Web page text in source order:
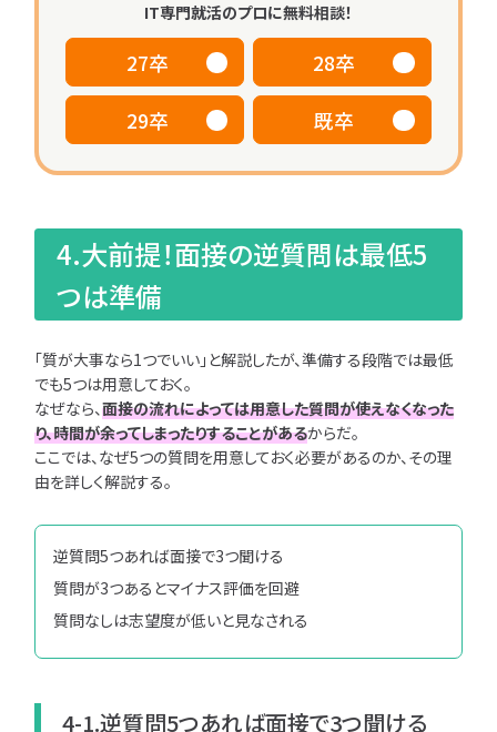
IT専門就活のプロに無料相談！
27卒 28卒
29卒 既卒
4.大前提！面接の逆質問は最低5
つは準備
「質が大事なら1つでいい」と解説したが、準備する段階では最低
でも5つは用意しておく。
なぜなら、面接の流れによっては用意した質問が使えなくなった
り、時間が余ってしまったりすることがあるからだ。
ここでは、なぜ5つの質問を用意しておく必要があるのか、その理
由を詳しく解説する。
逆質問5つあれば面接で3つ聞ける
質問が3つあるとマイナス評価を回避
質問なしは志望度が低いと見なされる
4-1.逆質問5つあれば面接で3つ聞ける